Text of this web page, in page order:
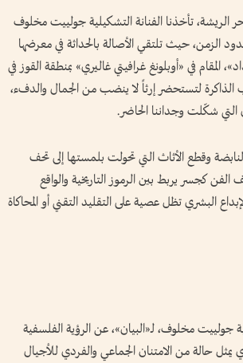
الريشة، تأخذنا الفنانة التشكيلية جولييت مخلوف
الزمن، حيث تلتقي الأصالة بالحداثة في معرضها
المقام في «أوبلونغ غرافيتي غاليري» بمنطقة القوز في
الذاكرة لتستحضر إرثاً لا ينضب من الجمال والدفء،
التي شكّلت وجداننا الحاضر.
وقطع الأثاث التي تحولت بلمستها إلى تحف
كجسر يربط بين الرموز التاريخية والواقع
البشري تظل عصية على التقليد التقني أو المحاكاة
جولييت مخلوف، لـ«البيان»، عن الرؤية الفلسفية
يمثل حالة من الامتنان الجماعي والفردي للأجيال